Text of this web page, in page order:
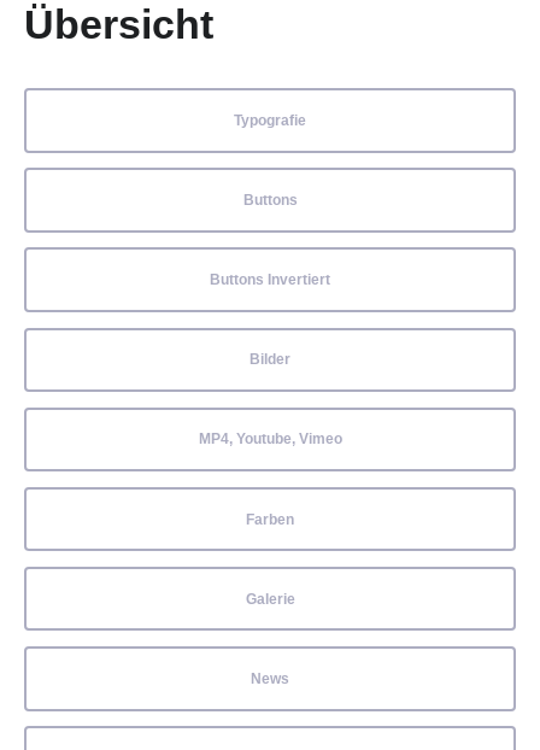
Übersicht
Typografie
Buttons
Buttons Invertiert
Bilder
MP4, Youtube, Vimeo
Farben
Galerie
News